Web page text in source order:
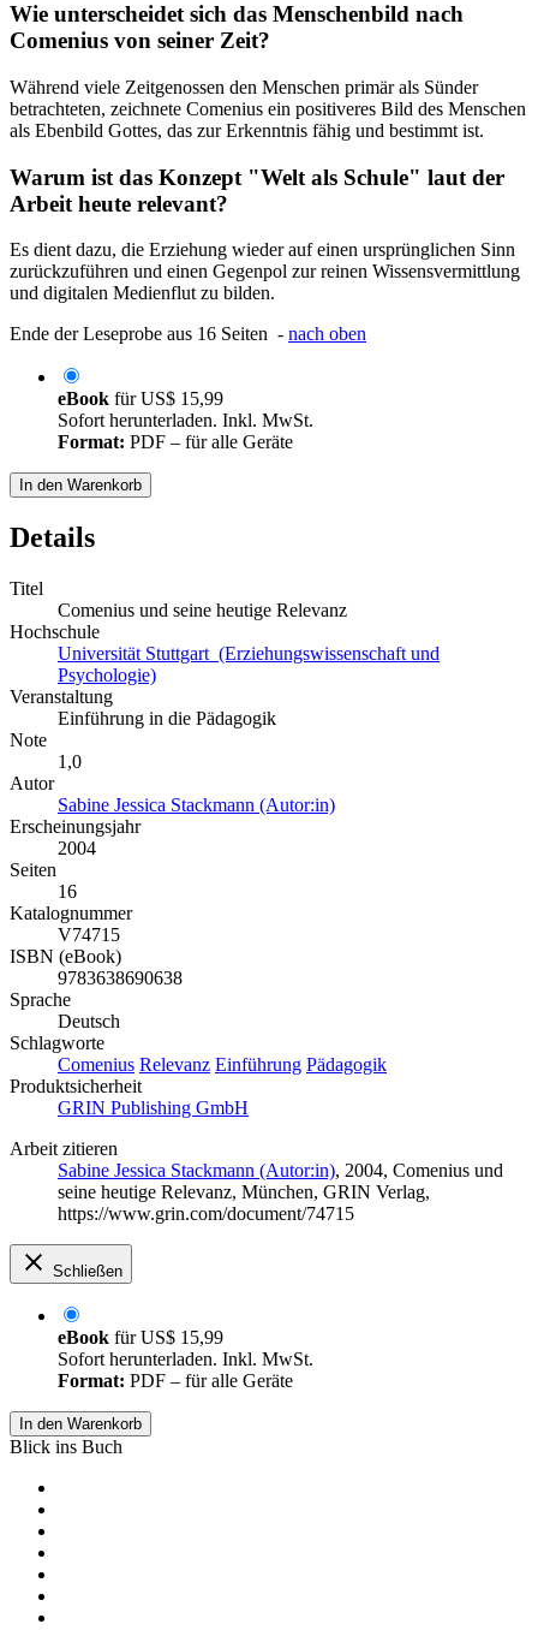
Wie unterscheidet sich das Menschenbild nach
Comenius von seiner Zeit?
Während viele Zeitgenossen den Menschen primär als Sünder
betrachteten, zeichnete Comenius ein positiveres Bild des Menschen
als Ebenbild Gottes, das zur Erkenntnis fähig und bestimmt ist.
Warum ist das Konzept "Welt als Schule" laut der
Arbeit heute relevant?
Es dient dazu, die Erziehung wieder auf einen ursprünglichen Sinn
zurückzuführen und einen Gegenpol zur reinen Wissensvermittlung
und digitalen Medienflut zu bilden.
Ende der Leseprobe aus 16 Seiten - nach oben
eBook fürUS$ 15,99
Sofort herunterladen. Inkl. MwSt.
Format: PDF – für alle Geräte
In den Warenkorb
Details
Titel
Comenius und seine heutige Relevanz
Hochschule
Universität Stuttgart (Erziehungswissenschaft und
Psychologie)
Veranstaltung
Einführung in die Pädagogik
Note
1,0
Autor
Sabine Jessica Stackmann (Autor:in)
Erscheinungsjahr
2004
Seiten
16
Katalognummer
V74715
ISBN (eBook)
9783638690638
Sprache
Deutsch
Schlagworte
Comenius Relevanz Einführung Pädagogik
Produktsicherheit
GRIN Publishing GmbH
Arbeit zitieren
Sabine Jessica Stackmann (Autor:in), 2004, Comenius und
seine heutige Relevanz, München, GRIN Verlag,
https://www.grin.com/document/74715
Schließen
eBook fürUS$ 15,99
Sofort herunterladen. Inkl. MwSt.
Format: PDF – für alle Geräte
In den Warenkorb
Blick ins Buch